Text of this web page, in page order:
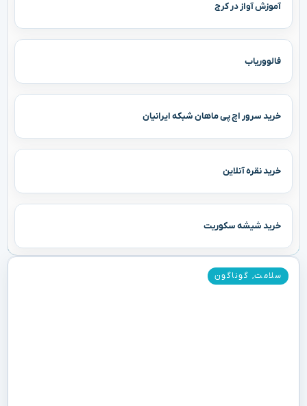
آموزش آواز در کرج
فالووریاب
خرید سرور اچ پی ماهان شبکه ایرانیان
خرید نقره آنلاین
خرید شیشه سکوریت
سلامت, گوناگون